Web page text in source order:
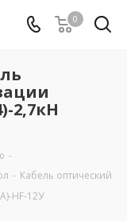
0
2,7кН
-
- Кабель оптический
HF-12У